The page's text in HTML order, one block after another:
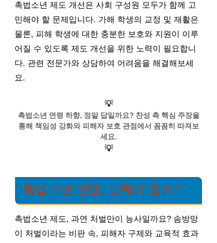
촉법소년 제도 개선은 사회 구성원 모두가 함께 고
민해야 할 문제입니다. 가해 학생의 교정 및 재활은
물론, 피해 학생에 대한 충분한 보호와 지원이 이루
어질 수 있도록 제도 개선을 위한 노력이 필요합니
다. 관련 전문가와 상담하여 어려움을 해결해보세
요.
💡
촉법소년 연령 하향, 정말 답일까요? 찬성 측 핵심 주장을
통해 책임성 강화와 피해자 보호 관점에서 꼼꼼히 따져보
세요.
💡
촉법소년 연령, 낮춰야 할까?
촉법소년 제도, 과연 처벌만이 능사일까요? 솜방망
이 처벌이라는 비판 속, 피해자 구제와 교육적 효과